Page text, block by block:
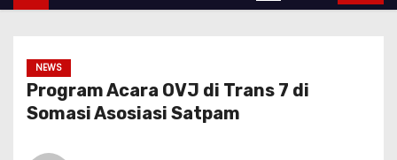
NEWS
Program Acara OVJ di Trans 7 di
Somasi Asosiasi Satpam